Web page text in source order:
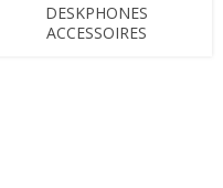
DESKPHONES
ACCESSOIRES